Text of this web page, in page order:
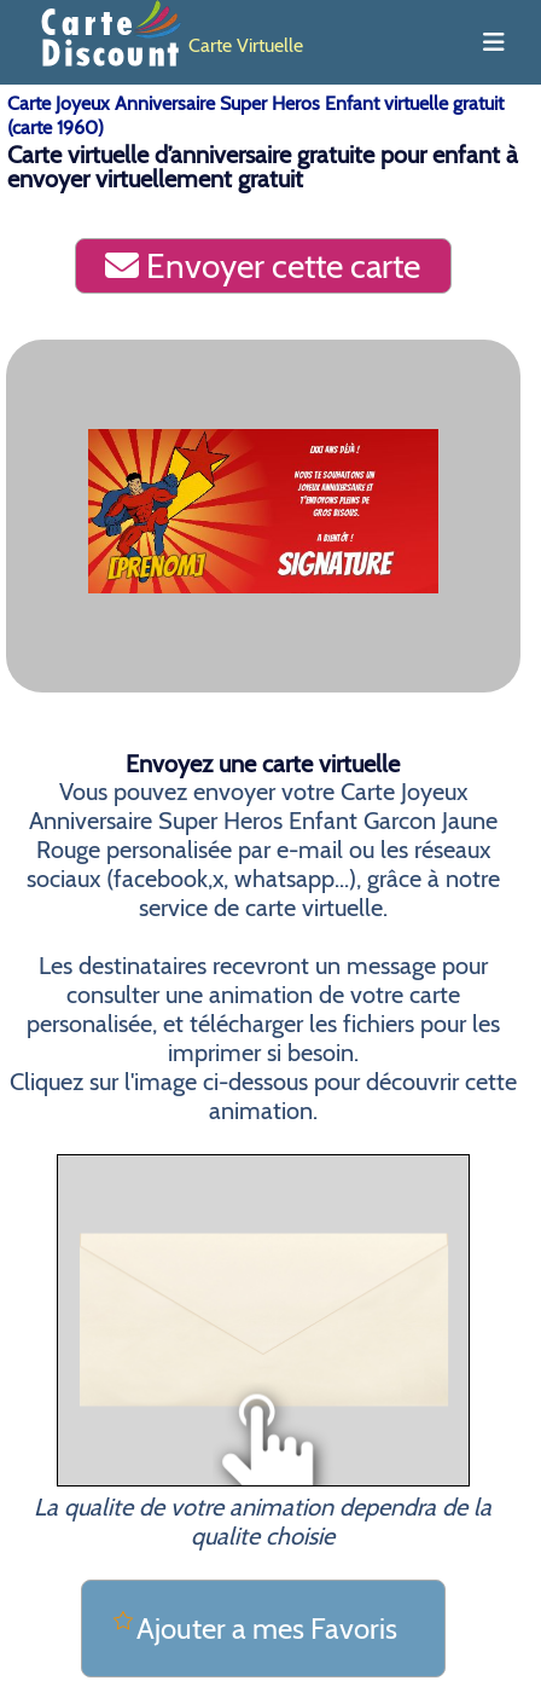
Carte Virtuelle
Carte Joyeux Anniversaire Super Heros Enfant virtuelle gratuit
(carte 1960)
Carte virtuelle d’anniversaire gratuite pour enfant à
envoyer virtuellement gratuit
Envoyer cette carte
Envoyez une carte virtuelle
Vous pouvez envoyer votre Carte Joyeux
Anniversaire Super Heros Enfant Garcon Jaune
Rouge personalisée par e-mail ou les réseaux
sociaux (facebook,x, whatsapp...), grâce à notre
service de carte virtuelle.
Les destinataires recevront un message pour
consulter une animation de votre carte
personalisée, et télécharger les fichiers pour les
imprimer si besoin.
Cliquez sur l'image ci-dessous pour découvrir cette
animation.
La qualite de votre animation dependra de la
qualite choisie
Ajouter a mes Favoris